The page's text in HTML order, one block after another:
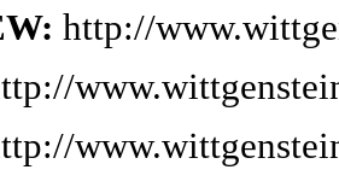
http://